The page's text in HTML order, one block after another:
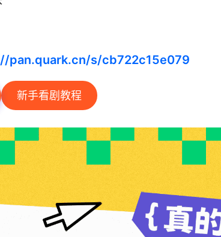
pan.quark.cn/s/cb722c15e079
新手看剧教程